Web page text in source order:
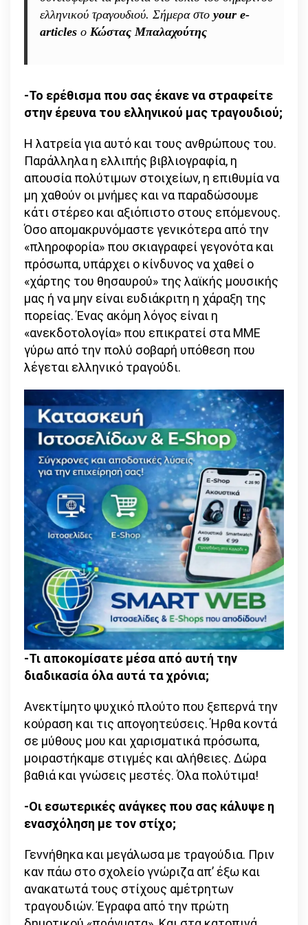
άφοβα
την
αγκαλιά,
φιλί»
ελληνικού τραγουδιού. Σήμερα στο your e-
articlesο Κώστας Μπαλαχούτης
-Το ερέθισμα που σας έκανε να στραφείτε
στην έρευνα του ελληνικού μας τραγουδιού;
H λατρεία για αυτό και τους ανθρώπους του.
Παράλληλα η ελλιπής βιβλιογραφία, η
απουσία πολύτιμων στοιχείων, η επιθυμία να
μη χαθούν οι μνήμες και να παραδώσουμε
κάτι στέρεο και αξιόπιστο στους επόμενους.
Όσο απομακρυνόμαστε γενικότερα από την
«πληροφορία» που σκιαγραφεί γεγονότα και
πρόσωπα, υπάρχει ο κίνδυνος να χαθεί ο
«χάρτης του θησαυρού» της λαϊκής μουσικής
μας ή να μην είναι ευδιάκριτη η χάραξη της
πορείας. Ένας ακόμη λόγος είναι η
«ανεκδοτολογία» που επικρατεί στα ΜΜΕ
γύρω από την πολύ σοβαρή υπόθεση που
λέγεται ελληνικό τραγούδι.
-Τι αποκομίσατε μέσα από αυτή την
διαδικασία όλα αυτά τα χρόνια;
Ανεκτίμητο ψυχικό πλούτο που ξεπερνά την
κούραση και τις απογοητεύσεις. Ήρθα κοντά
σε μύθους μου και χαρισματικά πρόσωπα,
μοιραστήκαμε στιγμές και αλήθειες. Δώρα
βαθιά και γνώσεις μεστές. Όλα πολύτιμα!
-Οι εσωτερικές ανάγκες που σας κάλυψε η
ενασχόληση με τον στίχο;
Γεννήθηκα και μεγάλωσα με τραγούδια. Πριν
καν πάω στο σχολείο γνώριζα απ’ έξω και
ανακατωτά τους στίχους αμέτρητων
τραγουδιών. Έγραφα από την πρώτη